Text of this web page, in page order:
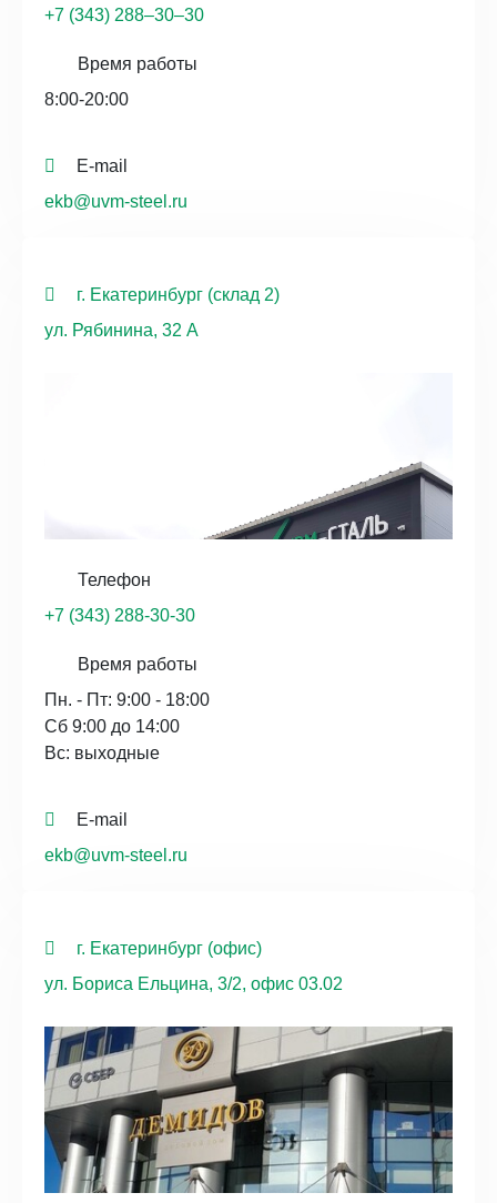
+7 (343) 288‒30‒30
Время работы
8:00-20:00
E-mail
ekb@uvm-steel.ru
г. Екатеринбург (склад 2)
ул. Рябинина, 32 А
Телефон
+7 (343) 288-30-30
Время работы
Пн. - Пт: 9:00 - 18:00
Сб 9:00 до 14:00
Вс: выходные
E-mail
ekb@uvm-steel.ru
г. Екатеринбург (офис)
ул. Бориса Ельцина, 3/2, офис 03.02